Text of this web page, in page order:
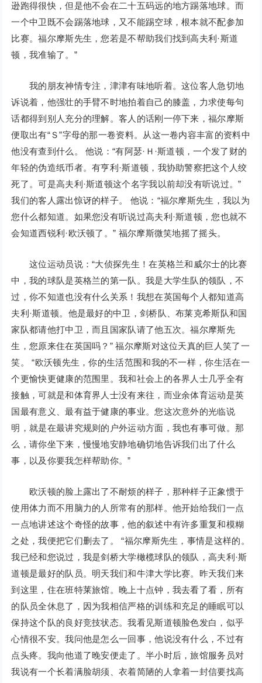
逊跑得很快，但是他不会在二十五码远的地方踢落地球。而
一个中卫既不会踢落地球，又不能踢空球，根本就不配参加
比赛。福尔摩斯先生，您若是不帮助我们找到高夫利·斯道
顿，我准输了。”
我的朋友神情专注，津津有味地听着。这位客人急切地
诉说着，他强壮的手臂不时地拍着自己的膝盖，力求使每句
话都得到别人充分的理解。客人的话刚一停下来，福尔摩斯
便取出有“Ｓ”字母的那一卷资料。从这一卷内容丰富的资料中
他没有查到什么。 他说：“有阿瑟·Ｈ·斯道顿，一个发了财的
年轻的伪造纸币者。有亨利·斯道顿，我协助警察把这个人绞
死了。可是高夫利·斯道顿这个名字我以前却没有听说过。”
我们的客人露出惊讶的样子。 他说：“福尔摩斯先生，我以为
您什么都知道。如果您没有听说过高夫利·斯道顿，您也就不
会知道西锐利·欧沃顿了。” 福尔摩斯微笑地摇了摇头。
这位运动员说：“大侦探先生！在英格兰和威尔士的比赛
中，我的球队是英格兰的第一队。我是大学生队的领队，不
过，你不知道也没有什么关系！我想在英国每个人都知道高
夫利·斯道顿。他是最好的中卫，剑桥队、布莱克希斯队和国
家队都请他打中卫，而且国家队请了他五次。福尔摩斯先
生，您原来住在英国吗？” 福尔摩斯对这位天真的巨人笑了一
笑。 “欧沃顿先生，你的生活范围和我的不一样，你生活在一
个更愉快更健康的范围里。我和社会上的各界人士几乎全有
接触，可就是和体育界人士没有来往，而业余体育运动是英
国最有意义、最有益于健康的事业。您这次意外的光临说
明，就是在最讲究规则的户外运动方面，我也有事可做。那
么，请你坐下来，慢慢地安静地确切地告诉我们出了什么
事，以及你要我怎样帮助你。”
欧沃顿的脸上露出了不耐烦的样子，那种样子正象惯于
使用体力而不用脑力的人所常有的那样。他开始给我们一点
一点地讲述这个奇怪的故事，他的叙述中有许多重复和模糊
之处，我便把它们删去了。 “福尔摩斯先生，事情是这样的。
我已经和您说过，我是剑桥大学橄榄球队的领队，高夫利·斯
道顿是最好的队员。明天我们和牛津大学比赛。昨天我们来
到这里，住在班特莱旅馆。晚上十点钟，我去看了看，所有
的队员全休息了，因为我相信严格的训练和充足的睡眠可以
保持这个队的良好竞技状态。我看见斯道顿脸色发白，似乎
心情很不安。我问他是怎么一回事，他说没有什么，不过有
点头疼。我向他道了晚安便走了。半小时后，旅馆服务员对
我说有一个长着满脸胡须、衣着简陋的人拿着一封信要找高